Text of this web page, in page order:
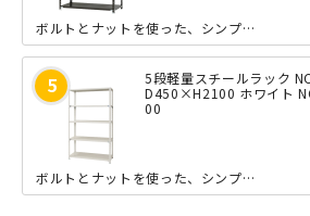
ボルトとナットを使った、シンプルな軽量ラック「NCシリーズ」の小回りの利くW12...
5段軽量スチールラック
D450×H2100 ホワイト
00
ボルトとナットを使った、シンプルな軽量ラック「NCシリーズ」の小回りの利くW12...